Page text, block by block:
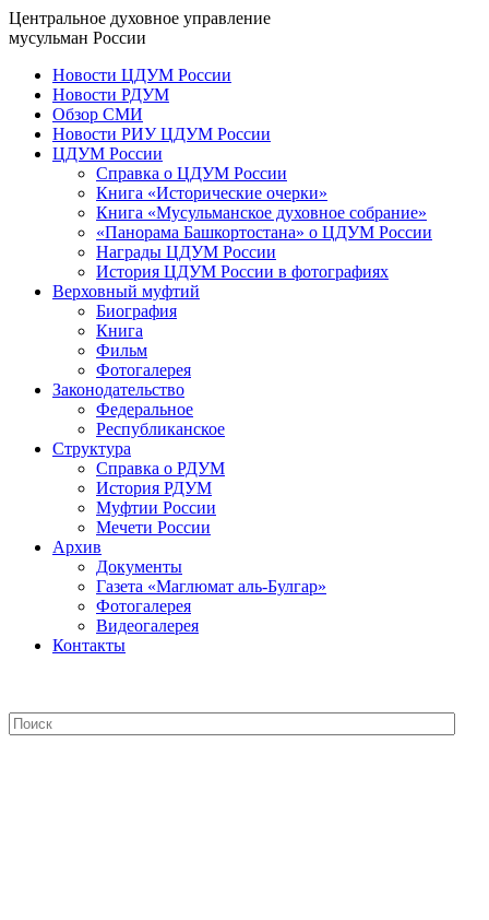
Центральное духовное управление
мусульман России
Новости ЦДУМ России
Новости РДУМ
Обзор СМИ
Новости РИУ ЦДУМ России
ЦДУМ России
Справка о ЦДУМ России
Книга «Исторические очерки»
Книга «Мусульманское духовное собрание»
«Панорама Башкортостана» о ЦДУМ России
Награды ЦДУМ России
История ЦДУМ России в фотографиях
Верховный муфтий
Биография
Книга
Фильм
Фотогалерея
Законодательство
Федеральное
Республиканское
Структура
Справка о РДУМ
История РДУМ
Муфтии России
Мечети России
Архив
Документы
Газета «Маглюмат аль-Булгар»
Фотогалерея
Видеогалерея
Контакты